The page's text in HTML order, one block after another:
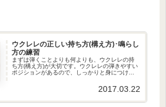
ウクレレの正しい持ち方(構え方)･鳴らし
方の練習
まずは弾くことよりも何よりも、ウクレレの持
ち方(構え方)が大切です。ウクレレの弾きやすい
ポジションがあるので、しっかりと身につけま
レレは胸の高さに構え、サウン...2017.03.22